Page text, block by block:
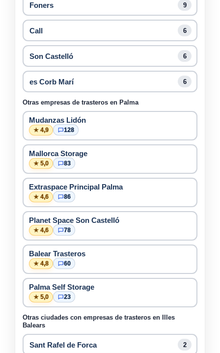
Foners 9
Call 6
Son Castelló 6
es Corb Marí 6
Otras empresas de trasteros en Palma
Mudanzas Lidón
★ 4,9 128
Mallorca Storage
★ 5,0 83
Extraspace Principal Palma
★ 4,6 86
Planet Space Son Castelló
★ 4,6 78
Balear Trasteros
★ 4,8 60
Palma Self Storage
★ 5,0 23
Otras ciudades con empresas de trasteros en Illes
Balears
Sant Rafel de Forca 2